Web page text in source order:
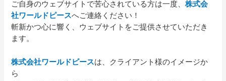
ご自身のウェブサイトで苦心されている方は一度、株式会
社ワールドピースへご連絡ください！
斬新かつ心に響く、ウェブサイトをご提供させていただき
ます。
株式会社ワールドピースは、クライアント様のイメージか
ら